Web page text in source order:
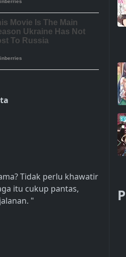
Tidak perlu khawatir
itu cukup pantas,
"